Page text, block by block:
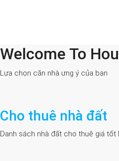
Welcome To
Lựa chọn căn nhà ưng ý của bạn
Cho thuê nhà đất
Danh sách nhà đất cho thuê giá tốt